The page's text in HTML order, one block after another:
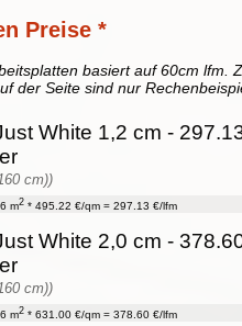
Preise *
basiert auf 60cm lfm.
der Seite sind nur
White 1,2 cm -
cm))
m2 * 495.22 €/qm = 297.13 €/lfm
White 2,0 cm -
cm))
m2 * 631.00 €/qm = 378.60 €/lfm